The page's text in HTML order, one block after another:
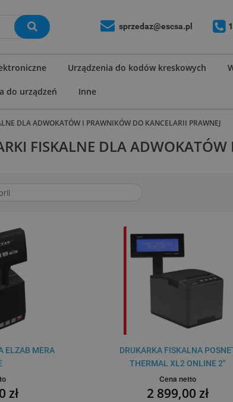
sprzedaz@escsa.pl
Urządzenia do kodów kreskowych
do urządzeń Inne
DLA ADWOKATÓW I PRAWNIKÓW DO KANCELARII PRAWNEJ
FISKALNE DLA
ELZAB MERA
zł
DRUKARKA FISKALNA
THERMAL XL2 ONLINE 2"
Cena netto
2 899,00 zł